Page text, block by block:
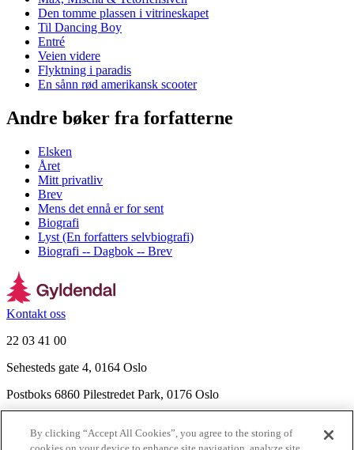
Den tomme plassen i vitrineskapet
Til Dancing Boy
Entré
Veien videre
Flyktning i paradis
En sånn rød amerikansk scooter
Andre bøker fra forfatterne
Elsken
Året
Mitt privatliv
Brev
Mens det ennå er for sent
Biografi
Lyst (En forfatters selvbiografi)
Biografi -- Dagbok -- Brev
Kontakt oss
22 03 41 00
Sehesteds gate 4, 0164 Oslo
Postboks 6860 Pilestredet Park, 0176 Oslo
By clicking “Accept All Cookies”, you agree to the storing of